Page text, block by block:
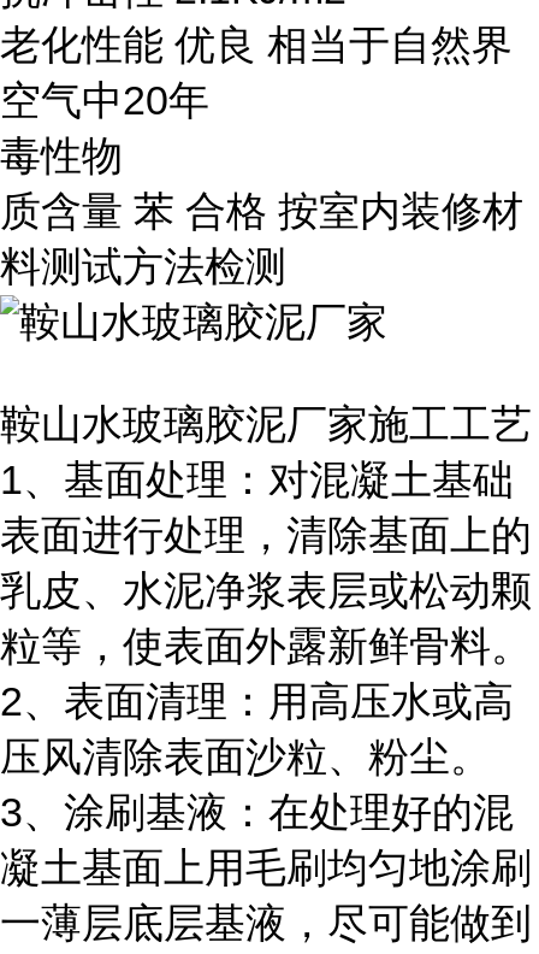
老化性能 优良 相当于自然界
空气中20年
毒性物
质含量 苯 合格 按室内装修材
料测试方法检测
鞍山水玻璃胶泥厂家施工工艺
1、基面处理：对混凝土基础
表面进行处理，清除基面上的
乳皮、水泥净浆表层或松动颗
粒等，使表面外露新鲜骨料。
2、表面清理：用高压水或高
压风清除表面沙粒、粉尘。
3、涂刷基液：在处理好的混
凝土基面上用毛刷均匀地涂刷
一薄层底层基液，尽可能做到